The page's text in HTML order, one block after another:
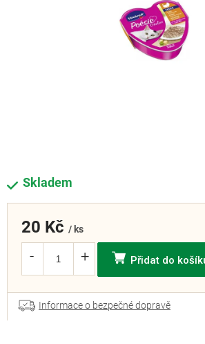
Skladem
20 Kč / ks
Přidat do
Informace o bezpečné dopravě